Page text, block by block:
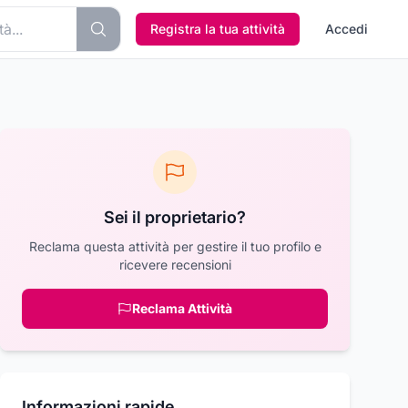
Registra la tua attività Accedi
Sei il proprietario?
Reclama questa attività per gestire il tuo profilo e
ricevere recensioni
Reclama Attività